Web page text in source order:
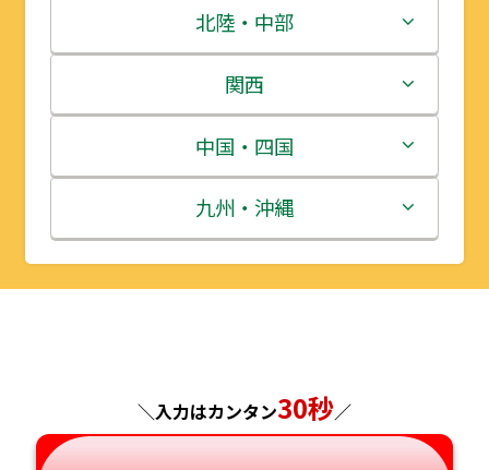
青森県
岩手県
宮城県
秋田県
山形県
茨城県
栃木県
群馬県
埼玉県
千葉県
北陸・中部
新潟県
富山県
石川県
福井県
岐阜県
関西
三重県
滋賀県
京都府
中国・四国
鳥取県
島根県
九州・沖縄
福岡県
＼入力はカンタン30秒／